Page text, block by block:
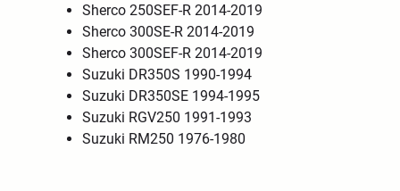
Sherco 250SEF-R 2014-2019
Sherco 300SE-R 2014-2019
Sherco 300SEF-R 2014-2019
Suzuki DR350S 1990-1994
Suzuki DR350SE 1994-1995
Suzuki RGV250 1991-1993
Suzuki RM250 1976-1980